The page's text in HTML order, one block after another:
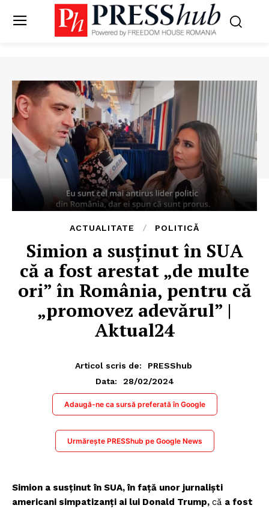
ACTUALITATE POLITICĂ
Simion a susținut în SUA
că a fost arestat „de multe
ori” în România, pentru că
„promovez adevărul” |
Aktual24
Articol scris de:
PRESShub
Data:
28/02/2024
Adaugă-ne ca sursă preferată în Google
Urmărește PRESShub pe Google News
Simion a susținut în SUA, în față unor jurnaliști
americani simpatizanți ai lui Donald Trump, că a fost